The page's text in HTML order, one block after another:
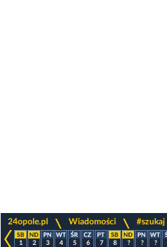
24opole.pl Wiadomości #szukaj
1 2 3 4 5 6 7 8 ? ? ?